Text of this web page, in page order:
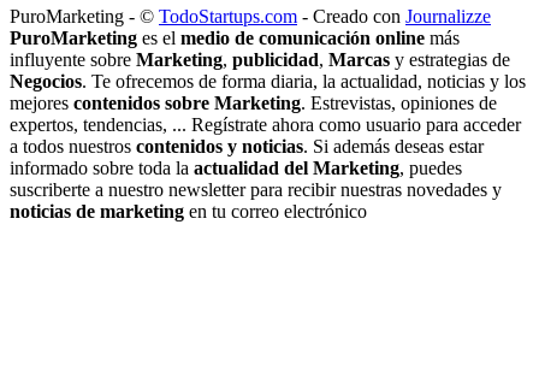
PuroMarketing - © TodoStartups.com - Creado con Journalizze
PuroMarketing es el medio de comunicación online más
influyente sobre Marketing, publicidad, Marcas y estrategias de
Negocios. Te ofrecemos de forma diaria, la actualidad, noticias y los
mejores contenidos sobre Marketing. Estrevistas, opiniones de
expertos, tendencias, ... Regístrate ahora como usuario para acceder
a todos nuestros contenidos y noticias. Si además deseas estar
informado sobre toda la actualidad del Marketing, puedes
suscriberte a nuestro newsletter para recibir nuestras novedades y
noticias de marketing en tu correo electrónico